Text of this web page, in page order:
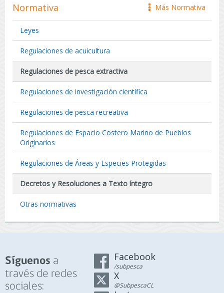
icono
Más Normativa
Normativa
Leyes
Regulaciones de acuicultura
Regulaciones de pesca extractiva
Regulaciones de investigación científica
Regulaciones de pesca recreativa
Regulaciones de Espacio Costero Marino de Pueblos
Originarios
Regulaciones de Áreas y Especies Protegidas
Decretos y Resoluciones a Texto íntegro
Otras normativas
Síguenos a
través de redes
sociales:
Facebook
/subpesca
X
@SubpescaCL